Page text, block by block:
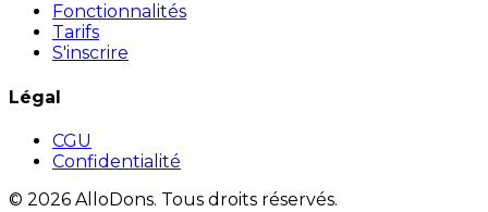
Fonctionnalités
Tarifs
S'inscrire
Légal
CGU
Confidentialité
© 2026 AlloDons. Tous droits réservés.